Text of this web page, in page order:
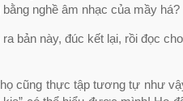
nghề âm nhạc của mầy
bản này, đúc kết lại, rồi đọc
cũng thực tập tương tự như